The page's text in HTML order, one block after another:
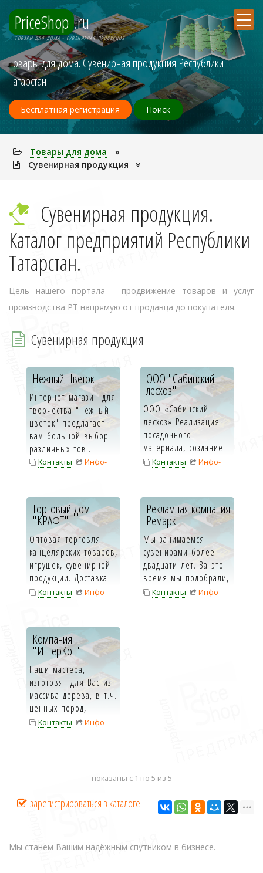
PriceShop .ru
ТОВАРЫ ДЛЯ ДОМА - СУВЕНИРНАЯ ПРОДУКЦИЯ
Товары для дома. Сувенирная продукция Республики
Татарстан
Бесплатная регистрация Поиск
Товары для дома
»
Сувенирная продукция
Сувенирная продукция.
Каталог предприятий Республики
Татарстан.
Цель нашего портала - продвижение товаров и услуг
производства РТ напрямую от продавца до покупателя.
Сувенирная продукция
Нежный Цветок
Интернет магазин для
творчества "Нежный
цветок" предлагает
вам большой выбор
различных тов...
Контакты
Инфо-
ООО "Сабинский
лесхоз"
ООО «Сабинский
лесхоз» Реализация
посадочного
материала, создание
противоэрозионных
Контакты
Инфо-
Торговый дом
"КРАФТ"
Оптовая торговля
канцелярских товаров,
игрушек, сувенирной
продукции. Доставка
до покупателя
Контакты
Инфо-
Рекламная компания
Ремарк
Мы занимаемся
сувенирами более
двадцати лет. За это
время мы подобрали,
персонализировали и
Контакты
Инфо-
Компания
"ИнтерКон"
Наши мастера,
изготовят для Вас из
массива дерева, в т.ч.
ценных пород,
сувенирную и
Контакты
Инфо-
показаны с 1 по 5 из 5
зарегистрироваться в каталоге
Мы станем Вашим надёжным спутником в бизнесе.